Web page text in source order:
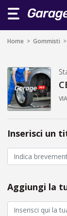
Home > Gommisti >
Inserisci un
Aggiungi la